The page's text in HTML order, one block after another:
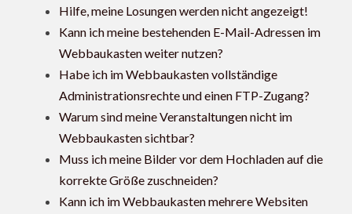
Hilfe, meine Losungen werden nicht angezeigt!
Kann ich meine bestehenden E-Mail-Adressen im
Webbaukasten weiter nutzen?
Habe ich im Webbaukasten vollständige
Administrationsrechte und einen FTP-Zugang?
Warum sind meine Veranstaltungen nicht im
Webbaukasten sichtbar?
Muss ich meine Bilder vor dem Hochladen auf die
korrekte Größe zuschneiden?
Kann ich im Webbaukasten mehrere Websiten